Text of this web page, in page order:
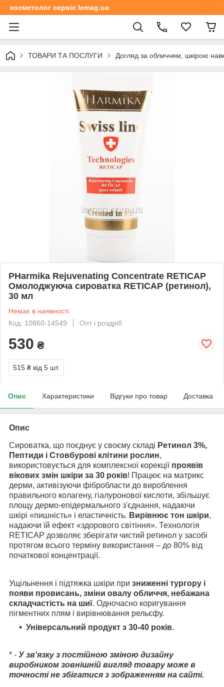
косметолог сервіс lemag.ua
ТОВАРИ ТА ПОСЛУГИ Догляд за обличчям, шкірою
PHarmika Rejuvenating Concentrate RETICAP
Омолоджуюча сироватка RETICAP (ретинол),
30 мл
Немає в наявності
Код: 10860-14549
Опт і роздріб
530 ₴
515 ₴ від 5 шт.
Опис Характеристики Відгуки про товар Доставка
Опис
Сироватка, що поєднує у своєму складі Ретинол 3%,
Пептиди і Стовбурові клітини рослин,
використовується для комплексної корекції проявів
вікових змін шкіри за 30 років! Працює на матрикс
дерми, активізуючи фібробласти до вироблення
правильного колагену, гіалуронової кислоти, збільшує
площу дермо-епідермального з'єднання, надаючи
шкірі «пишність» і еластичність. Вирівнює тон шкіри,
надаючи їй ефект «здорового світіння». Технологія
RETICAP дозволяє зберігати чистий ретинол у засобі
протягом всього терміну використання – до 80% від
початкової концентрації.
Ущільнення і підтяжка шкіри при зниженні тургору і
появи провисань, зміни овалу обличчя, небажана
складчастість на шиї. Одночасно коригування
пігментних плям і вирівнювання рельєфу.
Універсальний продукт з 30-40 років.
* - У зв'язку з постійною зміною дизайну
виробником зовнішній вигляд товару може в
точності не збігатися з зображенням на сайті.